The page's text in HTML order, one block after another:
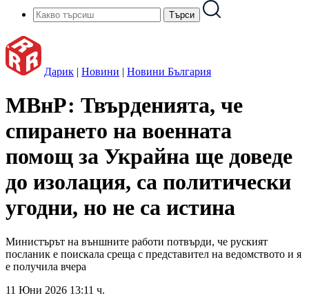
Дарик | Новини | Новини България
МВнР: Твърденията, че
спирането на военната
помощ за Украйна ще доведе
до изолация, са политически
угодни, но не са истина
Министърът на външните работи потвърди, че руският
посланик е поискала среща с представител на ведомството и я
е получила вчера
11 Юни 2026 13:11 ч.